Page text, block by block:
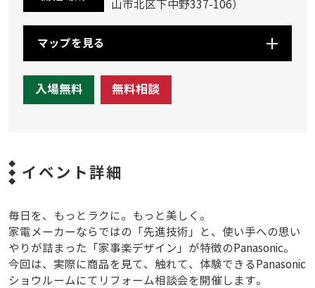
山市北区下中野337-106）
マップを見る
入場無料 無料相談
イベント詳細
毎日を、もっとラクに。もっと美しく。
家電メーカーならではの「先進技術」と、使い手への思い
やりが詰まった「家事楽デザイン」が特徴のPanasonic。
今回は、実際に商品を見て、触れて、体験できるPanasonic
ショウルームにてリフォーム相談会を開催します。